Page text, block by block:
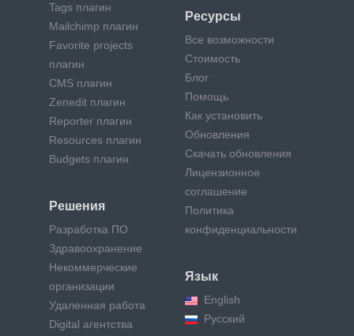
Tags плагин
Mailchimp плагин
Favorite projects
плагин
CMS плагин
Zenedit плагин
Reporter плагин
Resources плагин
Budgets плагин
Решения
Разработка ПО
Здравоохранение
Некоммерческие
организации
Удаленная работа
Digital агентства
Ресурсы
Все возможности
Стоимость
Блог
Помощь
Как установить
Обновления
Скачать обновления
Лицензионное
соглашение
Политика
конфиденциальности
Язык
English
Русский